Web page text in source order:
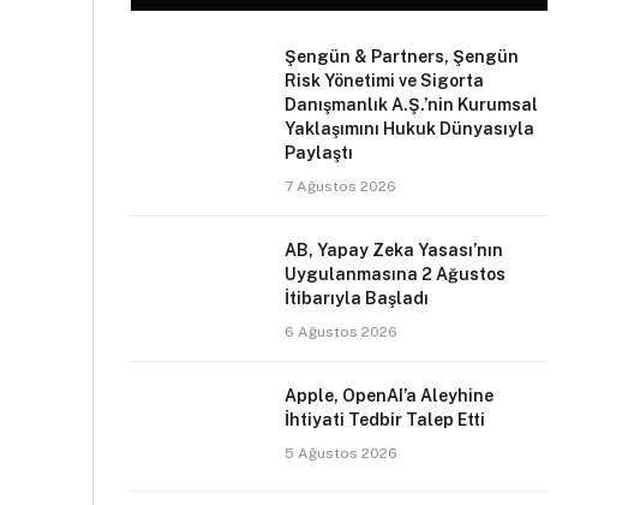
Şengün & Partners, Şengün
Risk Yönetimi ve Sigorta
Danışmanlık A.Ş.’nin Kurumsal
Yaklaşımını Hukuk Dünyasıyla
Paylaştı
7 Ağustos 2026
AB, Yapay Zeka Yasası’nın
Uygulanmasına 2 Ağustos
İtibarıyla Başladı
6 Ağustos 2026
Apple, OpenAI’a Aleyhine
İhtiyati Tedbir Talep Etti
5 Ağustos 2026